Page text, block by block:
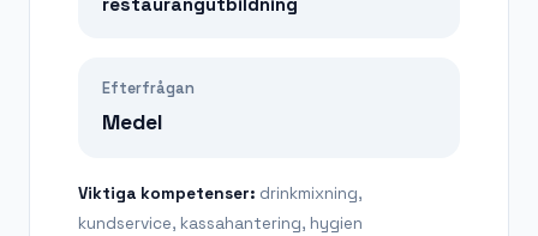
Efterfrågan
Medel
Viktiga kompetenser: drinkmixning,
kundservice, kassahantering, hygien